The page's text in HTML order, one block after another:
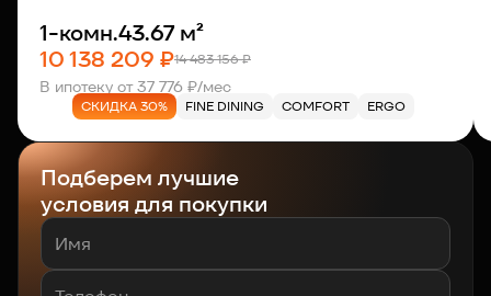
1-комн.43.67 м²
10 138 209 ₽14 483 156 ₽
В ипотеку от 37 776 ₽/мес
СКИДКА 30% FINE DINING COMFORT ERGO
Подберем лучшие
условия для покупки